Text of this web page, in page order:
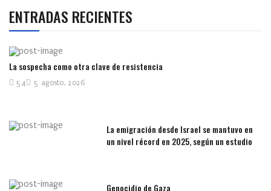
ENTRADAS RECIENTES
La sospecha como otra clave de resistencia
5 agosto, 2026
54
La emigración desde Israel se mantuvo en
un nivel récord en 2025, según un estudio
Genocidio de Gaza